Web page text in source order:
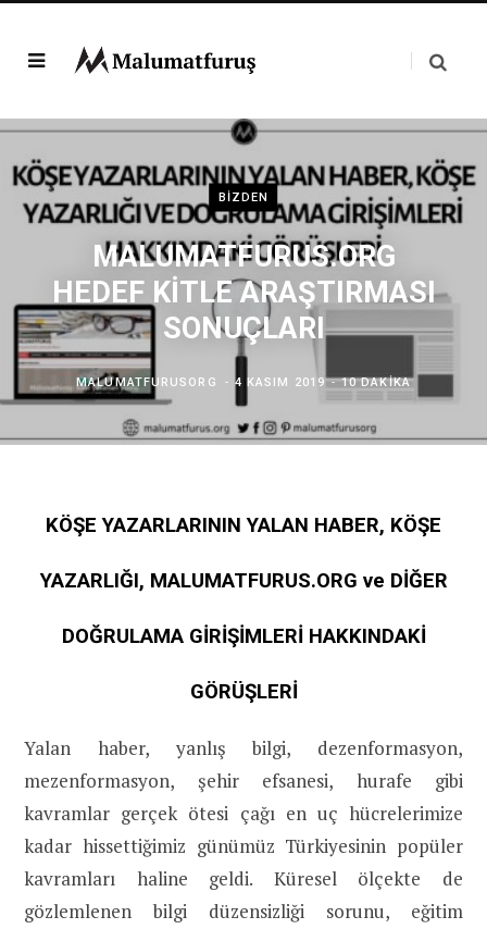
BIZDEN
MALUMATFURUS.ORG
HEDEF KİTLE ARAŞTIRMASI
SONUÇLARI
MALUMATFURUSORG 4 KASIM 2019 10 DAKIKA
KÖŞE YAZARLARININ YALAN HABER, KÖŞE
YAZARLIĞI, MALUMATFURUS.ORG ve DİĞER
DOĞRULAMA GİRİŞİMLERİ HAKKINDAKİ
GÖRÜŞLERİ
Yalan haber, yanlış bilgi, dezenformasyon,
mezenformasyon, şehir efsanesi, hurafe gibi
kavramlar gerçek ötesi çağı en uç hücrelerimize
kadar hissettiğimiz günümüz Türkiyesinin popüler
kavramları haline geldi. Küresel ölçekte de
gözlemlenen bilgi düzensizliği sorunu, eğitim